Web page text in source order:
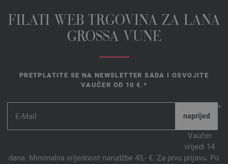
FILATI WEB TRGOVINA ZA LANA
GROSSA VUNE
PRETPLATITE SE NA NEWSLETTER SADA I OSVOJITE
VAUČER OD 10 €.*
*
Vaučer
vrijedi 14
dana. Minimalna vrijednost narudžbe 45,- €. Za prvu prijavu. Po